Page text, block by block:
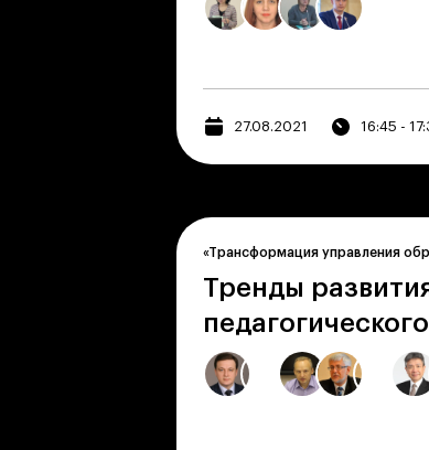
27.08.2021 16:45 -
«Трансформация управления
Тренды